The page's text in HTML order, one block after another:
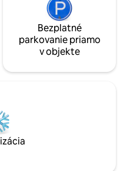
hodín
pomohli s
kiná,
Bezplatné
parkovanie priamo
v objekte